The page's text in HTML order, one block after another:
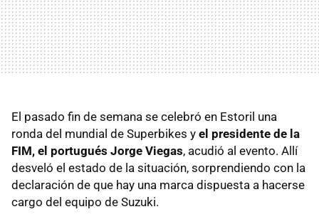
El pasado fin de semana se celebró en Estoril una
ronda del mundial de Superbikes y el presidente de la
FIM, el portugués Jorge Viegas, acudió al evento. Allí
desveló el estado de la situación, sorprendiendo con la
declaración de que hay una marca dispuesta a hacerse
cargo del equipo de Suzuki.